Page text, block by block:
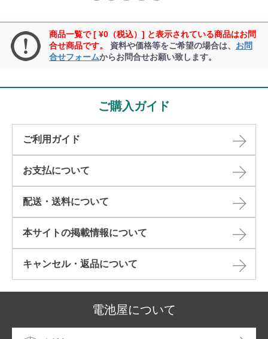
商品一覧で [ ¥0（税込）] と表示されている商品はお問
合せ商品です。
資料や価格等をご希望の場合は、 お問
合せフォームからお問合せお願い致します。
ご購入ガイド
ご利用ガイド
お支払について
配送・送料について
本サイトの掲載情報について​
キャンセル・返品について​
電池屋について